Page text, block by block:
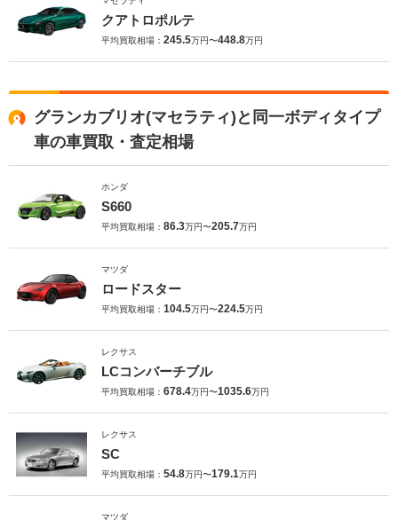
クアトロポルテ
平均買取相場： 245.5万円〜448.8万円
グランカブリオ(マセラティ)と同一ボディタイプ
車の車買取・査定相場
ホンダ
S660
平均買取相場： 86.3万円〜205.7万円
マツダ
ロードスター
平均買取相場： 104.5万円〜224.5万円
レクサス
LCコンバーチブル
平均買取相場： 678.4万円〜1035.6万円
レクサス
SC
平均買取相場： 54.8万円〜179.1万円
マツダ